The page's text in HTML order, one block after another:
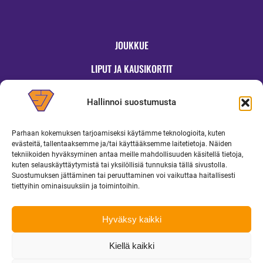
Hallinnoi suostumusta
Parhaan kokemuksen tarjoamiseksi käytämme teknologioita, kuten
evästeitä, tallentaaksemme ja/tai käyttääksemme laitetietoja. Näiden
tekniikoiden hyväksyminen antaa meille mahdollisuuden käsitellä tietoja,
kuten selauskäyttäytymistä tai yksilöllisiä tunnuksia tällä sivustolla.
Suostumuksen jättäminen tai peruuttaminen voi vaikuttaa haitallisesti
tiettyihin ominaisuuksiin ja toimintoihin.
Hyväksy kaikki
Kiellä kaikki
JOUKKUE
LIPUT JA KAUSIKORTIT
OTTELUINFO
UUTISET
YRITYKSILLE
MEDIALLE